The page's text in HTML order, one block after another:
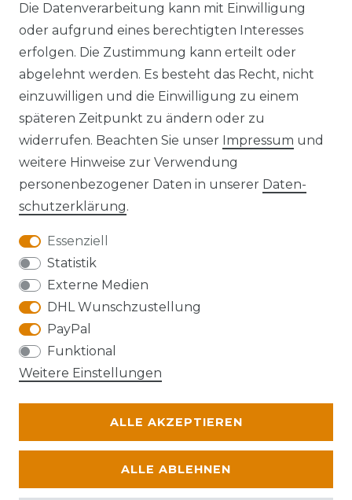
Die Datenverarbeitung kann mit Einwilligung
oder aufgrund eines berechtigten Interesses
erfolgen. Die Zustimmung kann erteilt oder
abgelehnt werden. Es besteht das Recht, nicht
einzuwilligen und die Einwilligung zu einem
späteren Zeitpunkt zu ändern oder zu
widerrufen. Beachten Sie unser Impressum und
weitere Hinweise zur Verwendung
personenbezogener Daten in unserer Daten­
schutz­erklärung.
Essenziell
Statistik
Externe Medien
DHL Wunschzustellung
PayPal
Funktional
Weitere Einstellungen
ALLE AKZEPTIEREN
ALLE ABLEHNEN
Widerrufs­recht
VERTRAG WIDERRUFEN Kontakt
Die Karte kann aufgrund ihrer
Datenschutzeinstellungen nicht angezeigt
werden. Bitte akzeptieren Sie die Verwendung
von Google Maps, um die Karte zu verwenden.
© Abraxas 2026 | Alle Rechte vorbehalten.